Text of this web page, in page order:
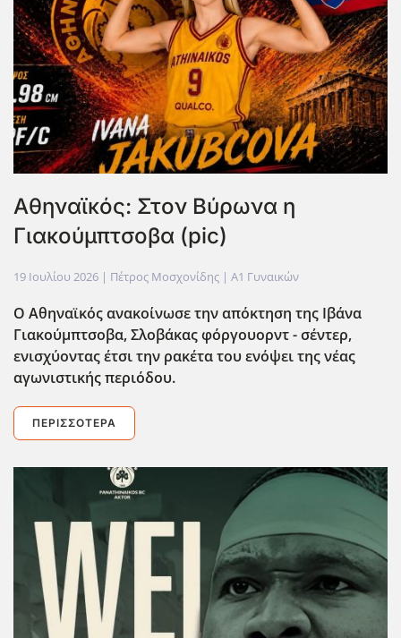
Αθηναϊκός: Στον Βύρωνα η
Γιακούμπτσοβα (pic)
19 Ιουλίου 2026 | Πέτρος Μοσχονίδης | Α1 Γυναικών
Ο Αθηναϊκός ανακοίνωσε την απόκτηση της Ιβάνα
Γιακούμπτσοβα, Σλοβάκας φόργουορντ - σέντερ,
ενισχύοντας έτσι την ρακέτα του ενόψει της νέας
αγωνιστικής περιόδου.
ΠΕΡΙΣΣΌΤΕΡΑ